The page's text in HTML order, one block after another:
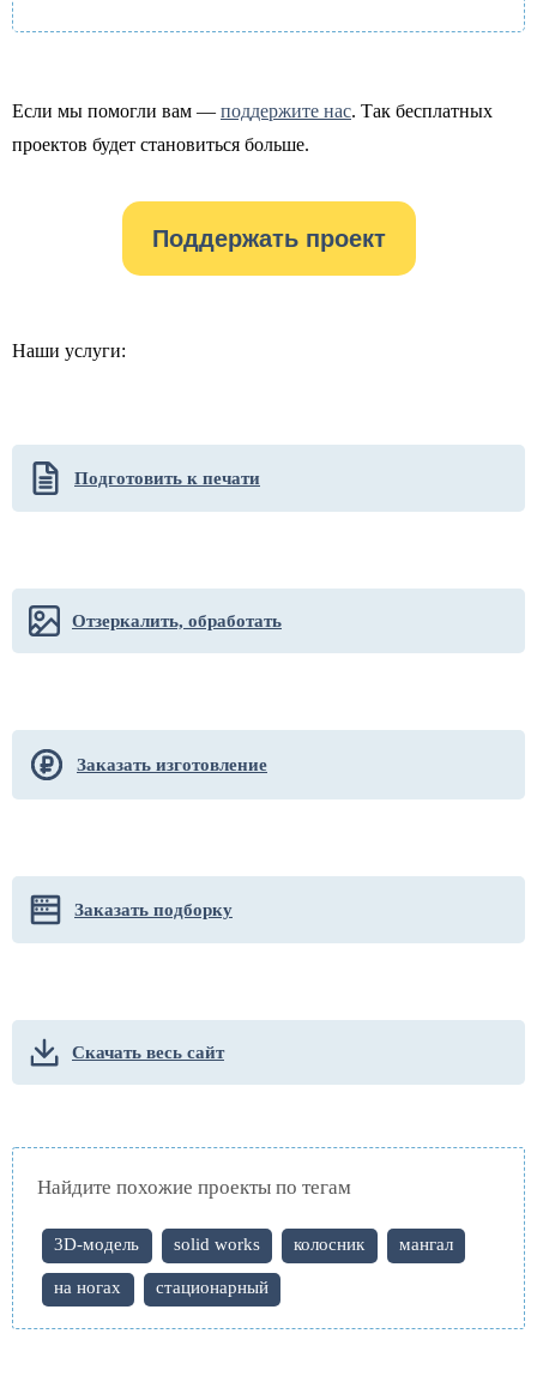
Если мы помогли вам — поддержите нас. Так бесплатных
проектов будет становиться больше.
Поддержать проект
Наши услуги:
Подготовить к печати
Отзеркалить, обработать
Заказать изготовление
Заказать подборку
Скачать весь сайт
Найдите похожие проекты по тегам
3D-модель solid works колосник мангал
на ногах стационарный